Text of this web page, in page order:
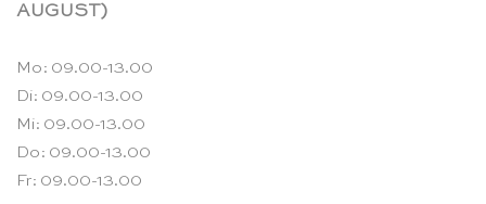
AUGUST)
Mo: 09.00-13.00
Di: 09.00-13.00
Mi: 09.00-13.00
Do: 09.00-13.00
Fr: 09.00-13.00